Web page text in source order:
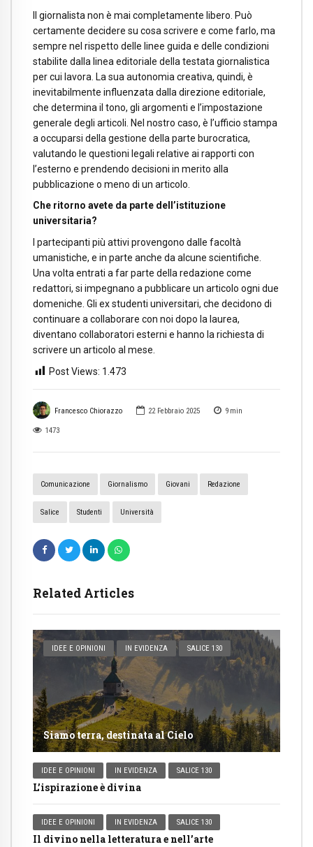
Francesco Chiorazzo 22 Febbraio 2025 9 min
1473
Comunicazione Giornalismo Giovani Redazione
Salice Studenti Università
Related Articles
IDEE E OPINIONI IN EVIDENZA SALICE 130
Siamo terra, destinata al Cielo
IDEE E OPINIONI IN EVIDENZA SALICE 130
L’ispirazione è divina
IDEE E OPINIONI IN EVIDENZA SALICE 130
Il divino nella letteratura e nell’arte
Il giornalista non è mai completamente libero. Può
certamente decidere su cosa scrivere e come farlo, ma
sempre nel rispetto delle linee guida e delle condizioni
stabilite dalla linea editoriale della testata giornalistica
per cui lavora. La sua autonomia creativa, quindi, è
inevitabilmente influenzata dalla direzione editoriale,
che determina il tono, gli argomenti e l’impostazione
generale degli articoli. Nel nostro caso, è l’ufficio stampa
a occuparsi della gestione della parte burocratica,
valutando le questioni legali relative ai rapporti con
l’esterno e prendendo decisioni in merito alla
pubblicazione o meno di un articolo.
Che ritorno avete da parte dell’istituzione
universitaria?
I partecipanti più attivi provengono dalle facoltà
umanistiche, e in parte anche da alcune scientifiche.
Una volta entrati a far parte della redazione come
redattori, si impegnano a pubblicare un articolo ogni due
domeniche. Gli ex studenti universitari, che decidono di
continuare a collaborare con noi dopo la laurea,
diventano collaboratori esterni e hanno la richiesta di
scrivere un articolo al mese.
Post Views: 1.473